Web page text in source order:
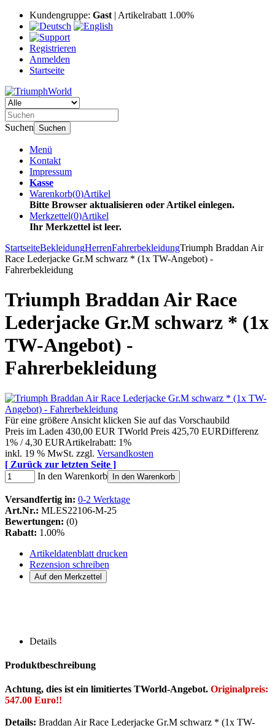
Kundengruppe: Gast | Artikelrabatt 1.00%
Registrieren
Anmelden
Startseite
Suchen Suchen
Menü
Kontakt
Impressum
Kasse
Warenkorb(0)Artikel
Bitte Browser aktualisieren oder Artikel einlegen.
Merkzettel(0)Artikel
Ihr Merkzettel ist leer.
StartseiteBekleidungHerrenFahrerbekleidungTriumph Braddan Air
Race Lederjacke Gr.M schwarz * (1x TW-Angebot) -
Fahrerbekleidung
Triumph Braddan Air Race
Lederjacke Gr.M schwarz * (1x
TW-Angebot) -
Fahrerbekleidung
Für eine größere Ansicht klicken Sie auf das Vorschaubild
Preis im Laden 430,00 EUR TWorld Preis 425,70 EURDifferenz
1% / 4,30 EURArtikelrabatt: 1%
inkl. 19 % MwSt. zzgl. Versandkosten
[ Zurück zur letzten Seite ]
In den Warenkorb
In den Warenkorb
Versandfertig in: 0-2 Werktage
Art.Nr.: MLES22106-M-25
Bewertungen: (0)
Rabatt: 1.00%
Artikeldatenblatt drucken
Rezension schreiben
Details
Produktbeschreibung
Achtung, dies ist ein limitiertes TWorld-Angebot. Originalpreis:
547.00 Euro!!
Details: Braddan Air Race Lederjacke Gr.M schwarz * (1x TW-